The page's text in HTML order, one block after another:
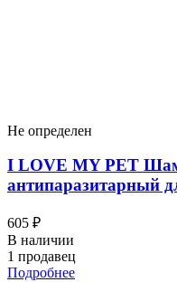
Не определен
I LOVЕ MY PET
антипаразитарный
605 ₽
В наличии
1 продавец
Подробнее